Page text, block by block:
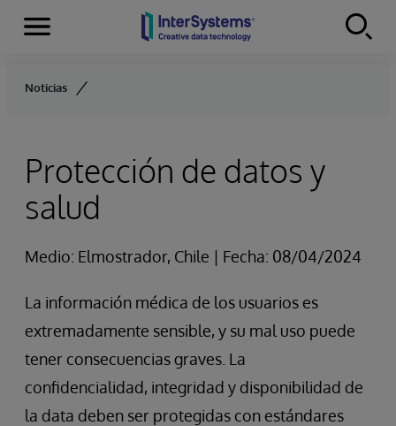
Skip to content
Secciones
Noticias
Protección de datos y
salud
Medio: Elmostrador, Chile | Fecha: 08/04/2024
La información médica de los usuarios es
extremadamente sensible, y su mal uso puede
tener consecuencias graves. La
confidencialidad, integridad y disponibilidad de
la data deben ser protegidas con estándares